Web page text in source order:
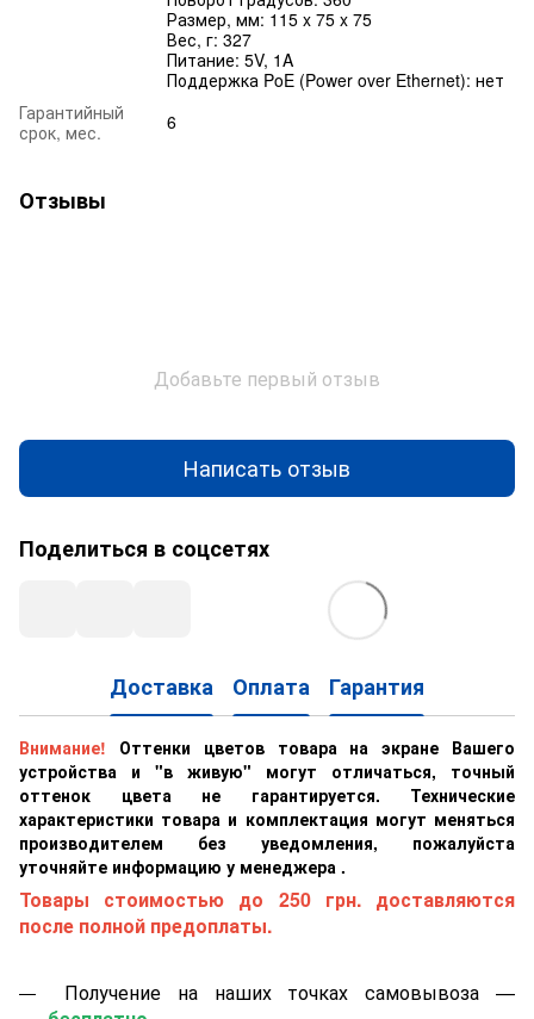
Размер, мм: 115 x 75 x 75
Вес, г: 327
Питание: 5V, 1A
Поддержка PoE (Power over Ethernet): нет
Гарантийный
срок, мес.
6
Отзывы
Добавьте первый отзыв
Написать отзыв
Поделиться в соцсетях
Доставка Оплата Гарантия
Внимание!
Оттенки цветов товара на экране Вашего
устройства и "в живую" могут отличаться, точный
оттенок цвета не гарантируется. Технические
характеристики товара и комплектация могут меняться
производителем без уведомления, пожалуйста
уточняйте информацию у менеджера .
Товары стоимостью до 250 грн. доставляются
после полной предоплаты.
Получение на наших точках самовывоза —